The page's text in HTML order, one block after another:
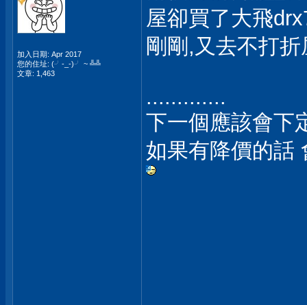
加入日期: Apr 2017
您的住址: (╯-_-)╯ ~ ╩╩
文章: 1,463
屋卻買了大飛
剛剛,又去不打
.............
下一個應該會下
如果有降價的話